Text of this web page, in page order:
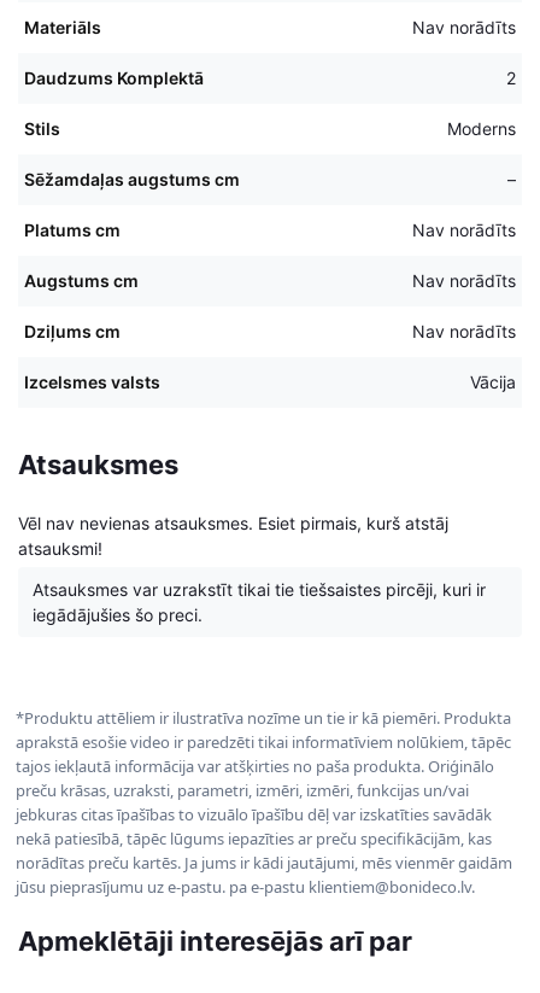
Materiāls Nav norādīts
Daudzums Komplektā 2
Stils Moderns
Sēžamdaļas augstums cm –
Platums cm Nav norādīts
Augstums cm Nav norādīts
Dziļums cm Nav norādīts
Izcelsmes valsts Vācija
Atsauksmes
Vēl nav nevienas atsauksmes. Esiet pirmais, kurš atstāj
atsauksmi!
Atsauksmes var uzrakstīt tikai tie tiešsaistes pircēji, kuri ir
iegādājušies šo preci.
*Produktu attēliem ir ilustratīva nozīme un tie ir kā piemēri. Produkta
aprakstā esošie video ir paredzēti tikai informatīviem nolūkiem, tāpēc
tajos iekļautā informācija var atšķirties no paša produkta. Oriģinālo
preču krāsas, uzraksti, parametri, izmēri, izmēri, funkcijas un/vai
jebkuras citas īpašības to vizuālo īpašību dēļ var izskatīties savādāk
nekā patiesībā, tāpēc lūgums iepazīties ar preču specifikācijām, kas
norādītas preču kartēs. Ja jums ir kādi jautājumi, mēs vienmēr gaidām
jūsu pieprasījumu uz e-pastu. pa e-pastu klientiem@bonideco.lv.
Apmeklētāji interesējās arī par